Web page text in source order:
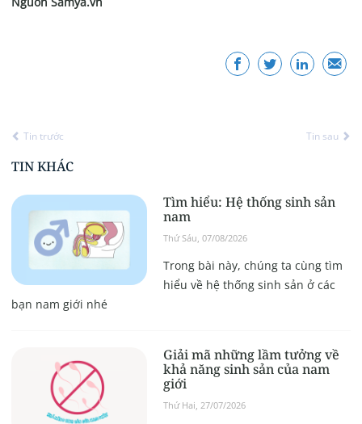
Tin trước Tin sau
TIN KHÁC
Tìm hiểu: Hệ thống sinh sản
nam
Thứ Sáu, 07/08/2026
Trong bài này, chúng ta cùng tìm
hiểu về hệ thống sinh sản ở các
bạn nam giới nhé
Giải mã những lầm tưởng về
khả năng sinh sản của nam
giới
Thứ Hai, 27/07/2026